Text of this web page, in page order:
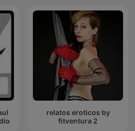
relatos eroticos by
fitventura 2